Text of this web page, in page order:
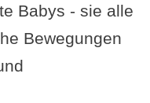
Babys - sie alle
Bewegungen